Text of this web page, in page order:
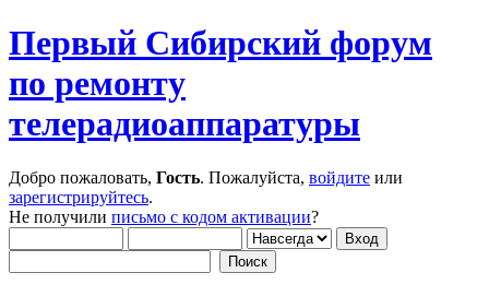
Первый Сибирский форум
по ремонту
телерадиоаппаратуры
Добро пожаловать, Гость. Пожалуйста, войдите или
зарегистрируйтесь.
Не получили письмо с кодом активации?